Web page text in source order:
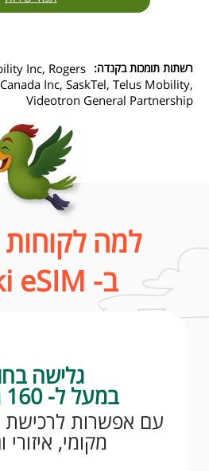
רשתות תומכות בקנדה: Inc, Rogers
Inc, SaskTel, Telus Mobility,
Videotron General Partnership
למה לקוחות
ב- Tuki eSIM?
גלישה
במעל ל- 160 מדינות
מקומי, איזורי